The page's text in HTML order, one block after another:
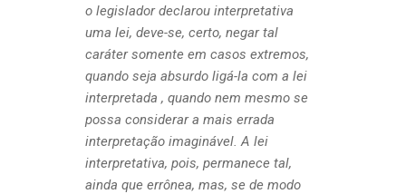
o legislador declarou interpretativa
uma lei, deve-se, certo, negar tal
caráter somente em casos extremos,
quando seja absurdo ligá-la com a lei
interpretada , quando nem mesmo se
possa considerar a mais errada
interpretação imaginável. A lei
interpretativa, pois, permanece tal,
ainda que errônea, mas, se de modo